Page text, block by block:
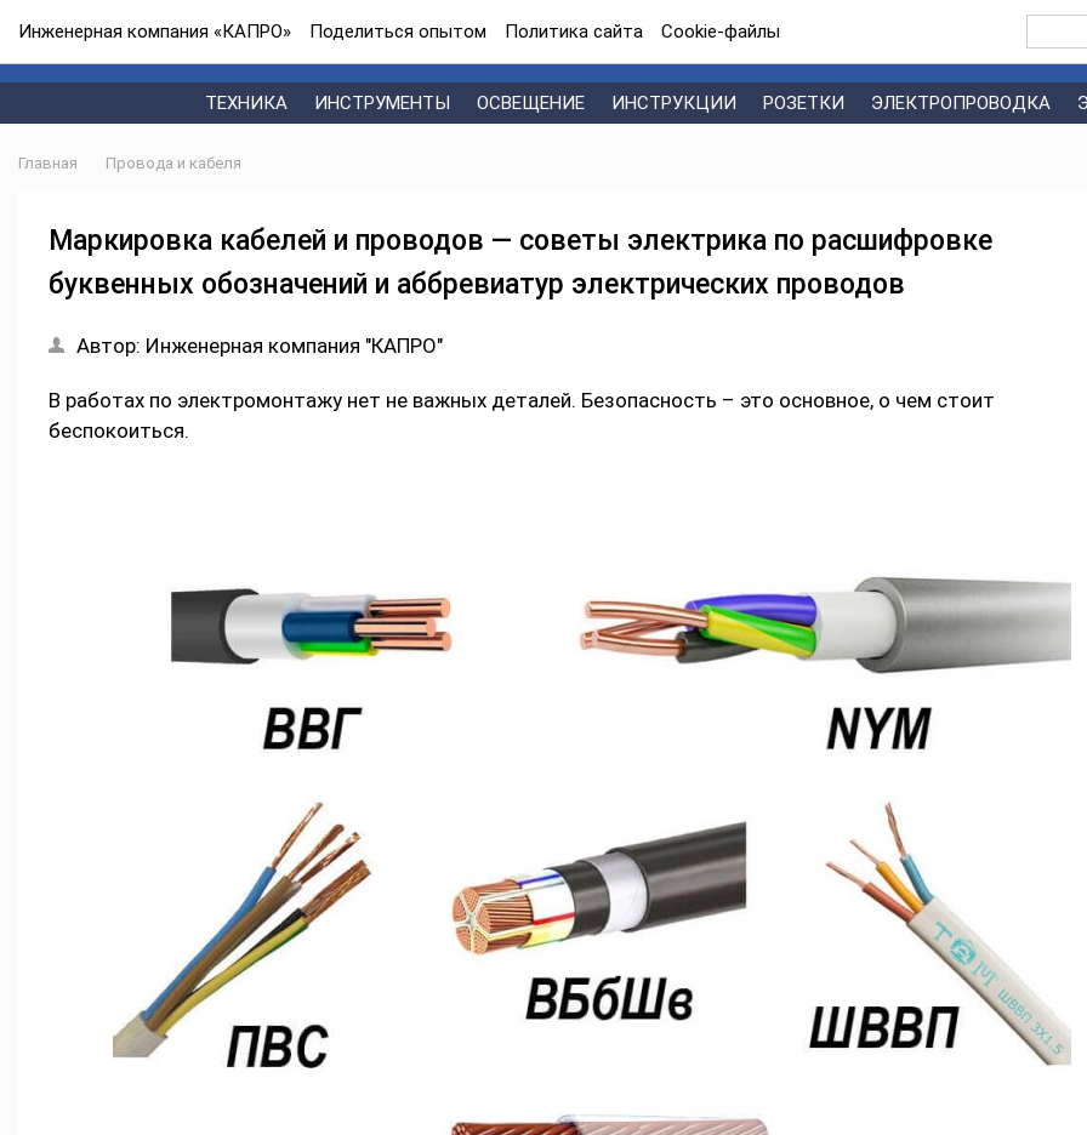
Инженерная компания «КАПРО» Поделиться опытом Политика сайта Сookie-файлы
ТЕХНИКА ИНСТРУМЕНТЫ ОСВЕЩЕНИЕ ИНСТРУКЦИИ РОЗЕТКИ ЭЛЕКТРОПРОВОДКА
Главная Провода и кабеля
Маркировка кабелей и проводов — советы электрика по расшифровке
буквенных обозначений и аббревиатур электрических проводов
Автор: Инженерная компания "КАПРО"
В работах по электромонтажу нет не важных деталей. Безопасность – это основное, о чем стоит
беспокоиться.